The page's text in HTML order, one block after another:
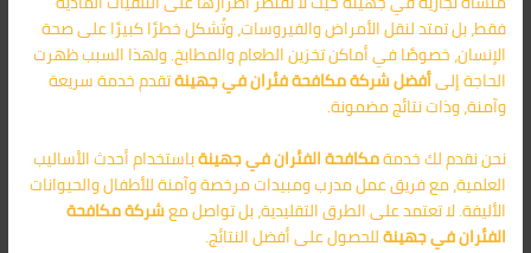
فقط، بل تمتد لنقل الأمراض والفيروسات، وتُشكل خطرًا كبيرًا على صحة
الإنسان، خصوصًا في أماكن تخزين الطعام والمطابخ. ولهذا السبب ظهرت
الحاجة إلىأفضل شركة مكافحة فئران في جهينةتقدم خدمة سريعة
وآمنة، وذات نتائج مضمونة.
نحن نقدم لك خدمةمكافحة الفئران في جهينةباستخدام أحدث الأساليب
العلمية، مع فريق عمل مدرب ومبيدات مرخصة وآمنة للأطفال والحيوانات
الأليفة. لا تعتمد على الطرق التقليدية، بل تواصل معشركة مكافحة
الفئران في جهينةللحصول على أفضل النتائج.